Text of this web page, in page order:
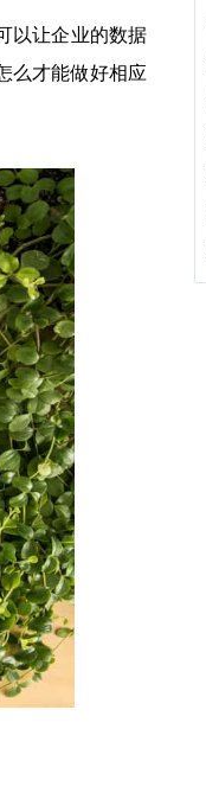
以让企业的数据
么才能做好相应